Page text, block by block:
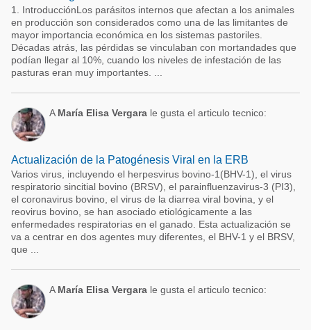
1. IntroducciónLos parásitos internos que afectan a los animales
en producción son considerados como una de las limitantes de
mayor importancia económica en los sistemas pastoriles.
Décadas atrás, las pérdidas se vinculaban con mortandades que
podían llegar al 10%, cuando los niveles de infestación de las
pasturas eran muy importantes. ...
A María Elisa Vergara le gusta el articulo tecnico:
Actualización de la Patogénesis Viral en la ERB
Varios virus, incluyendo el herpesvirus bovino-1(BHV-1), el virus
respiratorio sincitial bovino (BRSV), el parainfluenzavirus-3 (PI3),
el coronavirus bovino, el virus de la diarrea viral bovina, y el
reovirus bovino, se han asociado etiológicamente a las
enfermedades respiratorias en el ganado. Esta actualización se
va a centrar en dos agentes muy diferentes, el BHV-1 y el BRSV,
que ...
A María Elisa Vergara le gusta el articulo tecnico: